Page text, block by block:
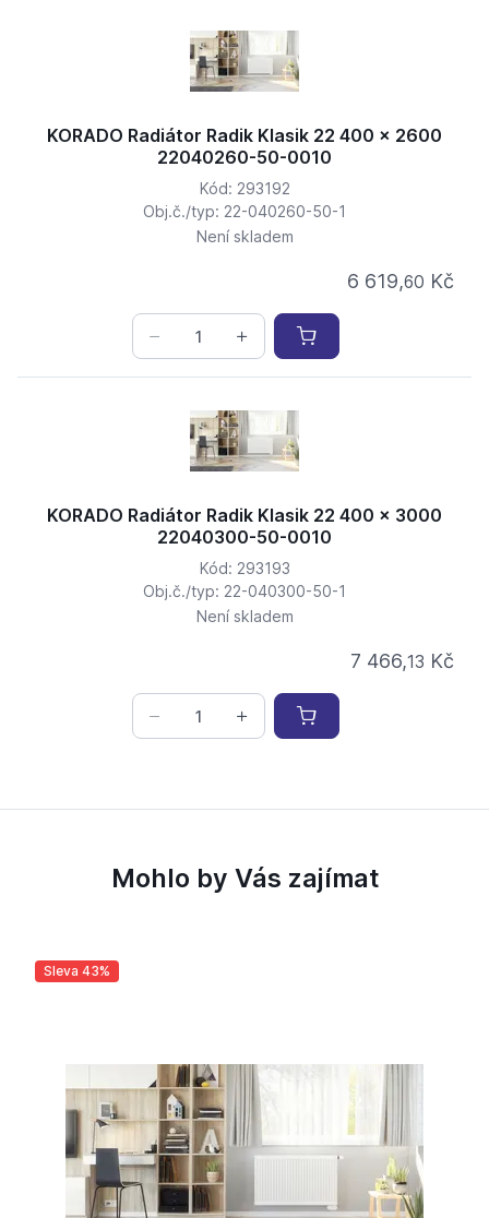
KORADO Radiátor Radik Klasik 22 400 x 2600
22040260-50-0010
Kód: 293192
Obj.č./typ: 22-040260-50-1
Není skladem
6 619,60 Kč
KORADO Radiátor Radik Klasik 22 400 x 3000
22040300-50-0010
Kód: 293193
Obj.č./typ: 22-040300-50-1
Není skladem
7 466,13 Kč
Mohlo by Vás zajímat
Sleva 43%